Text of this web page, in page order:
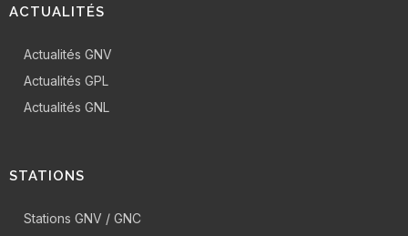
ACTUALITÉS
Actualités GNV
Actualités GPL
Actualités GNL
STATIONS
Stations GNV / GNC